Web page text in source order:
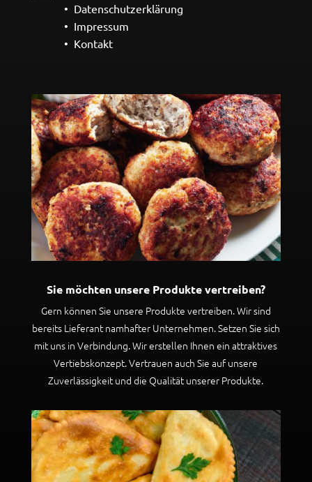
• Datenschutzerklärung
• Impressum
• Kontakt
Sie möchten unsere Produkte vertreiben?
Gern können Sie unsere Produkte vertreiben. Wir sind
bereits Lieferant namhafter Unternehmen. Setzen Sie sich
mit uns in Verbindung. Wir erstellen Ihnen ein attraktives
Vertiebskonzept. Vertrauen auch Sie auf unsere
Zuverlässigkeit und die Qualität unserer Produkte.